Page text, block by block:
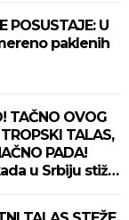
POSUSTAJE: U
paklenih
TAČNO OVOG
TALAS,
PADA!
u Srbiju stiže